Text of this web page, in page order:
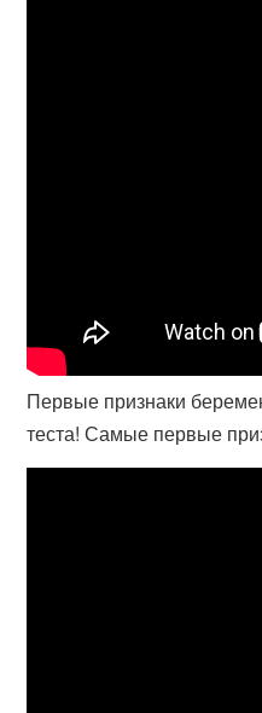
Первые признаки
теста! Самые первые